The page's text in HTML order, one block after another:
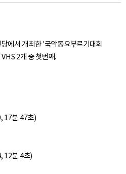
에서 개최한 '국악동요부르기대회
2개 중 첫번째.
17분 47초)
12분 4초)